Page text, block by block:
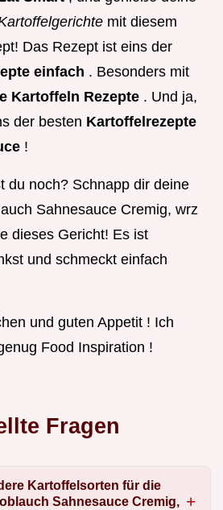
mit diesem
Das Rezept ist eins der
einfach . Besonders mit
Kartoffeln Rezepte . Und ja,
der besten Kartoffelrezepte
!
du noch? Schnapp dir deine
Sahnesauce Cremig, wrz
dieses Gericht! Es ist
und schmeckt einfach
und guten Appetit ! Ich
Food Inspiration !
Fragen
Kartoffelsorten für die
Sahnesauce Cremig,